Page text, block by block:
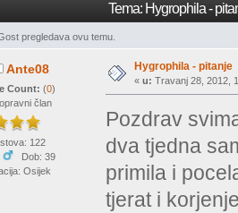
Tema: Hygrophila -
pregledava ovu temu.
Ante08
Count: (0)
član
122
Dob: 39
Osijek
Hygrophila - pitanje
« u: Travanj 28, 2012,
Pozdrav
dva tjedna
primila i
tjerat i